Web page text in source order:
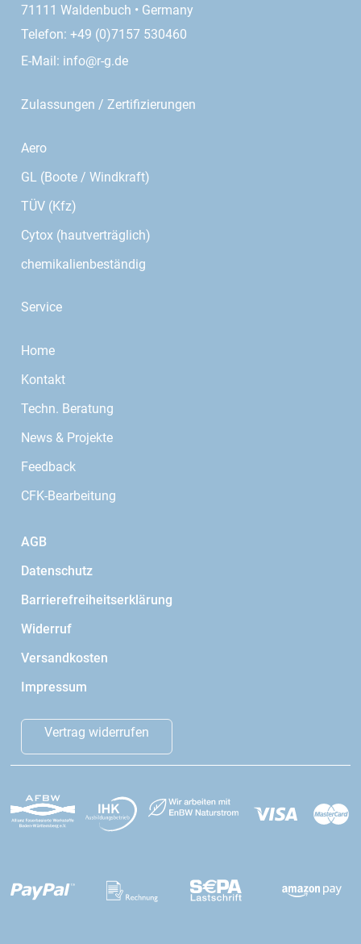
71111 Waldenbuch • Germany
Telefon: +49 (0)7157 530460
E-Mail: info@r-g.de
Zulassungen / Zertifizierungen
Aero
GL (Boote / Windkraft)
TÜV (Kfz)
Cytox (hautverträglich)
chemikalienbeständig
Service
Home
Kontakt
Techn. Beratung
News & Projekte
Feedback
CFK-Bearbeitung
AGB
Datenschutz
Barrierefreiheitserklärung
Widerruf
Versandkosten
Impressum
Vertrag widerrufen